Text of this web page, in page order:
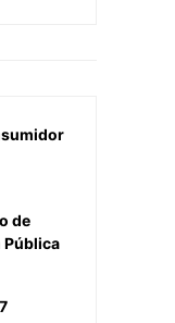
de
Pública